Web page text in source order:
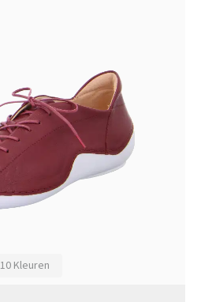
10 Kleuren